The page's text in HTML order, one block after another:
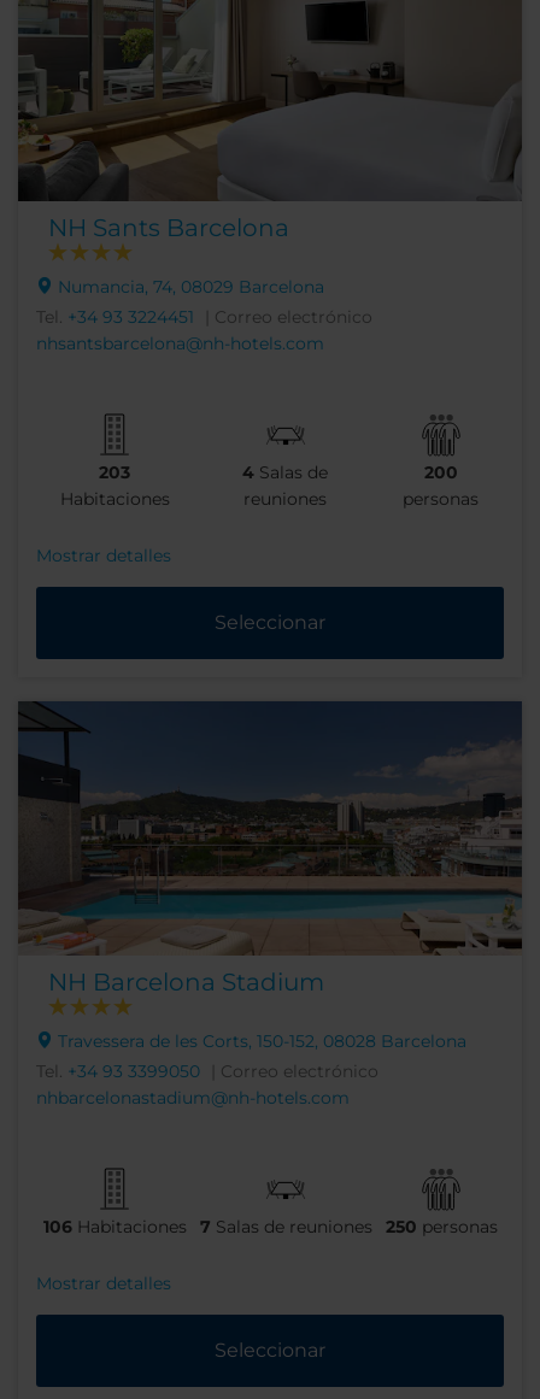
NH Sants Barcelona
Numancia, 74, 08029 Barcelona
Tel. +34 93 3224451
| Correo electrónico
nhsantsbarcelona@nh-hotels.com
203
Habitaciones
4 Salas de
reuniones
200
personas
Mostrar detalles
Seleccionar
NH Barcelona Stadium
Travessera de les Corts, 150-152, 08028 Barcelona
Tel. +34 93 3399050
| Correo electrónico
nhbarcelonastadium@nh-hotels.com
106 Habitaciones 7 Salas de reuniones 250 personas
Mostrar detalles
Seleccionar